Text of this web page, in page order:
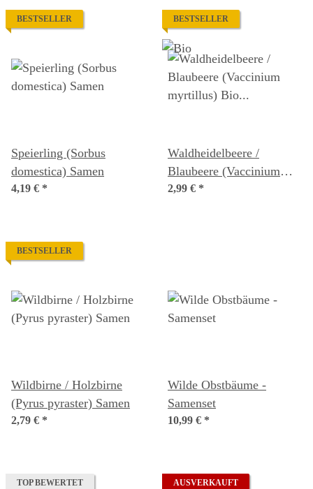
BESTSELLER
Speierling (Sorbus
domestica) Samen
4,19 € *
BESTSELLER
Waldheidelbeere /
Blaubeere (Vaccinium
myrtillus) Bio Saatgut
2,99 € *
BESTSELLER
Wildbirne / Holzbirne
(Pyrus pyraster) Samen
2,79 € *
Wilde Obstbäume -
Samenset
10,99 € *
TOP BEWERTET AUSVERKAUFT